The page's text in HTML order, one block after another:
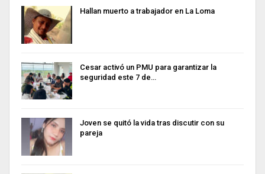
Hallan muerto a trabajador en La Loma
Cesar activó un PMU para garantizar la
seguridad este 7 de…
Joven se quitó la vida tras discutir con su
pareja